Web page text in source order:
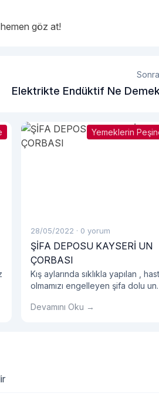
göz at!
Elektrikte Endüktif Ne
Yemeklerin
28/05/2022 · 0 yorum
ŞİFA DEPOSU KAYSERİ UN
ÇORBASI
Kış aylarında sıklıkla yapılan ,
olmamızı engelleyen şifa dolu un
çorbası bebekler için oldukça
Devamını Oku →